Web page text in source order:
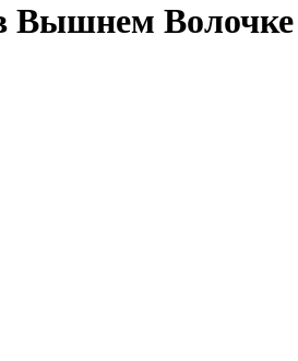
Вышнем Волочке